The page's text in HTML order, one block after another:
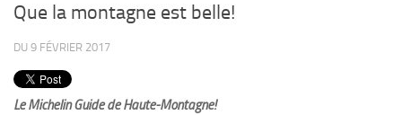
Que la montagne est belle!
DU 9 FÉVRIER 2017
Le Michelin Guide de Haute-Montagne!